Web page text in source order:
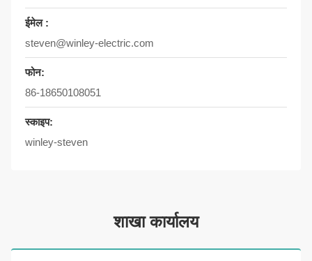
ईमेल :
steven@winley-electric.com
फोन:
86-18650108051
स्काइप:
winley-steven
शाखा कार्यालय